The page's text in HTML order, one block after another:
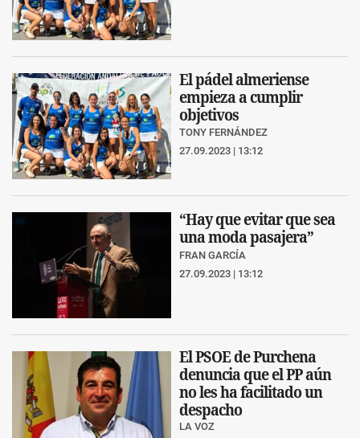
El pádel almeriense
empieza a cumplir
objetivos
TONY FERNÁNDEZ
27.09.2023 | 13:12
“Hay que evitar que sea
una moda pasajera”
FRAN GARCÍA
27.09.2023 | 13:12
El PSOE de Purchena
denuncia que el PP aún
no les ha facilitado un
despacho
LA VOZ